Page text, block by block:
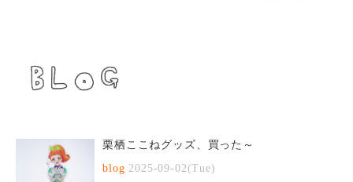
栗栖ここねグッズ、買った～
blog 2025-09-02(Tue)